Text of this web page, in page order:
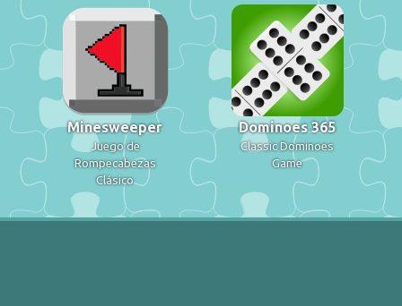
Minesweeper
Juego de
Rompecabezas
Clásico
Dominoes 365
Classic Dominoes
Game